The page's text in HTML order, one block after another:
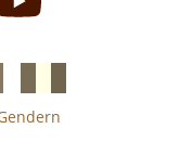
italienische